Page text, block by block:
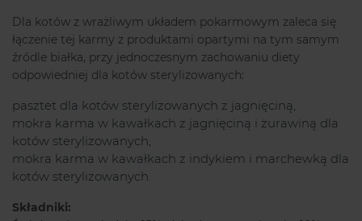
Dla kotów z wrażliwym układem pokarmowym zaleca się
łączenie tej karmy z produktami opartymi na tym samym
źródle białka, przy jednoczesnym zachowaniu diety
odpowiedniej dla kotów sterylizowanych:
pasztet dla kotów sterylizowanych z jagnięciną,
mokra karma w kawałkach z jagnięciną i żurawiną dla
kotów sterylizowanych,
mokra karma w kawałkach z indykiem i marchewką dla
kotów sterylizowanych.
Składniki: